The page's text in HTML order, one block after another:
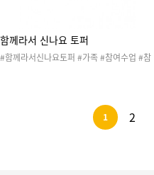
함께라서 신나요 토퍼
#함께라서신나요토퍼 #가족 #참여수업 #참
여활동 #가족참여수업 #엄마 #아빠 #할머니
#할아버지 #토퍼 #참여활동토퍼 #가족참여
1 2